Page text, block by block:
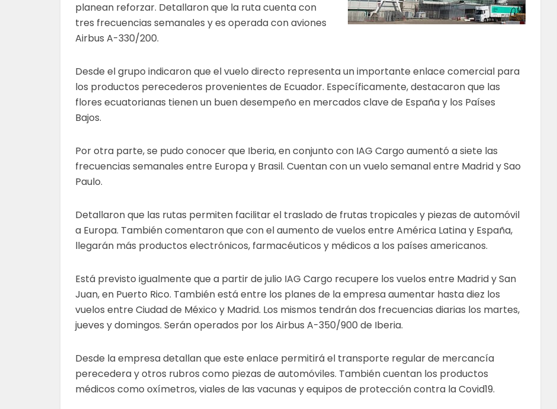
planean reforzar. Detallaron que la ruta cuenta con
tres frecuencias semanales y es operada con aviones
Airbus A-330/200.
Desde el grupo indicaron que el vuelo directo representa un importante enlace comercial para
los productos perecederos provenientes de Ecuador. Específicamente, destacaron que las
flores ecuatorianas tienen un buen desempeño en mercados clave de España y los Países
Bajos.
Por otra parte, se pudo conocer que Iberia, en conjunto con IAG Cargo aumentó a siete las
frecuencias semanales entre Europa y Brasil. Cuentan con un vuelo semanal entre Madrid y Sao
Paulo.
Detallaron que las rutas permiten facilitar el traslado de frutas tropicales y piezas de automóvil
a Europa. También comentaron que con el aumento de vuelos entre América Latina y España,
llegarán más productos electrónicos, farmacéuticos y médicos a los países americanos.
Está previsto igualmente que a partir de julio IAG Cargo recupere los vuelos entre Madrid y San
Juan, en Puerto Rico. También está entre los planes de la empresa aumentar hasta diez los
vuelos entre Ciudad de México y Madrid. Los mismos tendrán dos frecuencias diarias los martes,
jueves y domingos. Serán operados por los Airbus A-350/900 de Iberia.
Desde la empresa detallan que este enlace permitirá el transporte regular de mercancía
perecedera y otros rubros como piezas de automóviles. También cuentan los productos
médicos como oxímetros, viales de las vacunas y equipos de protección contra la Covid19.